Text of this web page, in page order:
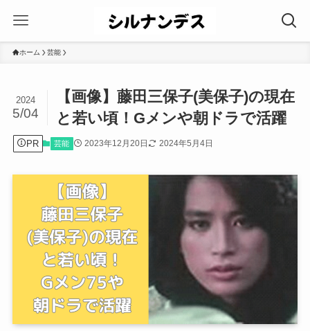
ホーム 芸能
【画像】藤田三保子(美保子)の現在
と若い頃！Gメンや朝ドラで活躍
2024
5/04
PR 芸能 2023年12月20日 2024年5月4日